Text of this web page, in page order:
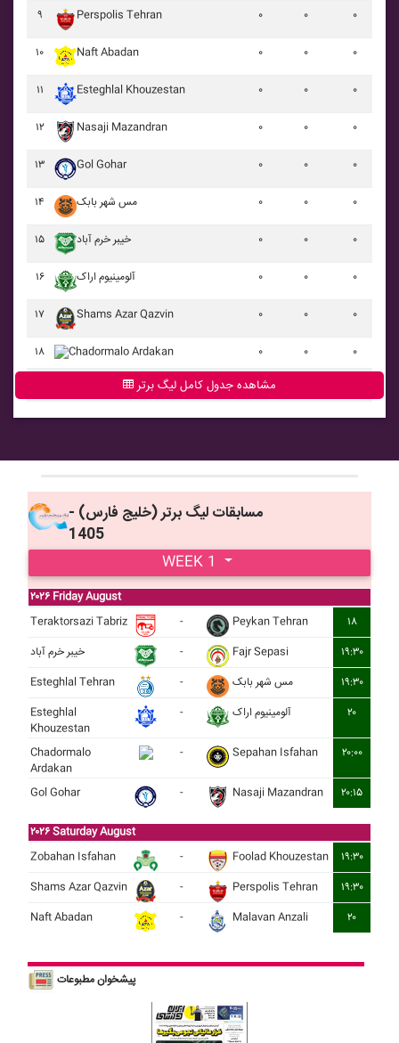
۹ Perspolis Tehran ۰ ۰ ۰
۱۰ Naft Abadan ۰ ۰ ۰
۱۱ Esteghlal Khouzestan ۰ ۰ ۰
۱۲ Nasaji Mazandran ۰ ۰ ۰
۱۳ Gol Gohar ۰ ۰ ۰
۱۴ مس شهر بابک ۰ ۰ ۰
۱۵ خيبر خرم آباد ۰ ۰ ۰
۱۶ آلومينيوم اراک ۰ ۰ ۰
۱۷ Shams Azar Qazvin ۰ ۰ ۰
۱۸ Chadormalo Ardakan ۰ ۰ ۰
مشاهده جدول کامل لیگ برتر
مسابقات ليگ برتر (خليج فارس) -
1405
WEEK 1
۲۰۲۶ Friday August
Teraktorsazi Tabriz
- Peykan Tehran
۱۸
خيبر خرم آباد
- Fajr Sepasi
۱۹:۳۰
Esteghlal Tehran
- مس شهر بابک
۱۹:۳۰
Esteghlal
Khouzestan
- آلومينيوم اراک ۲۰
Chadormalo
Ardakan
- Sepahan Isfahan ۲۰:۰۰
Gol Gohar - Nasaji Mazandran ۲۰:۱۵
۲۰۲۶ Saturday August
Zobahan Isfahan
- Foolad Khouzestan
۱۹:۳۰
Shams Azar Qazvin
- Perspolis Tehran
۱۹:۳۰
Naft Abadan
- Malavan Anzali ۲۰
پیشخوان مطبوعات